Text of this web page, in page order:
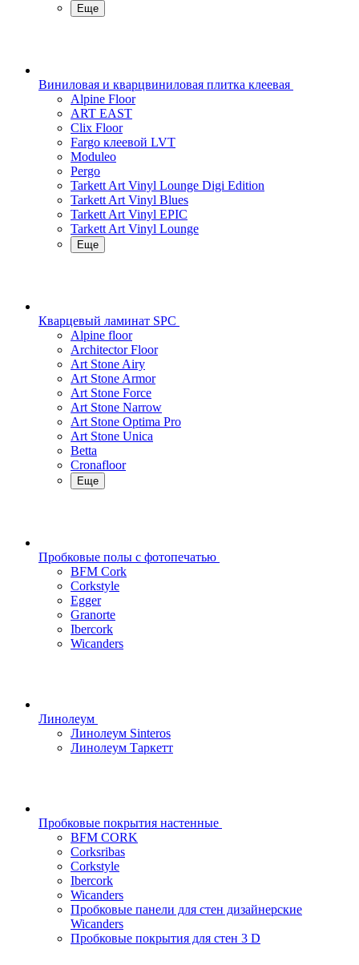
Еще
Виниловая и кварцвиниловая плитка клеевая
Alpine Floor
ART EAST
Clix Floor
Fargo клеевой LVT
Moduleo
Pergo
Tarkett Art Vinyl Lounge Digi Edition
Tarkett Art Vinyl Blues
Tarkett Art Vinyl EPIC
Tarkett Art Vinyl Lounge
Еще
Кварцевый ламинат SPC
Alpine floor
Architector Floor
Art Stone Airy
Art Stone Armor
Art Stone Force
Art Stone Narrow
Art Stone Optima Pro
Art Stone Unica
Betta
Cronafloor
Еще
Пробковые полы с фотопечатью
BFM Cork
Corkstyle
Egger
Granorte
Ibercork
Wicanders
Линолеум
Линолеум Sinteros
Линолеум Таркетт
Пробковые покрытия настенные
BFM CORK
Corksribas
Corkstyle
Ibercork
Wicanders
Пробковые панели для стен дизайнерские
Wicanders
Пробковые покрытия для стен 3 D